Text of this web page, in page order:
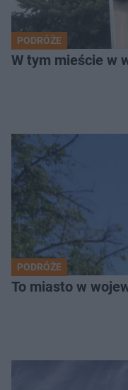
PODRÓŻE
W tym mieście w
PODRÓŻE
To miasto w